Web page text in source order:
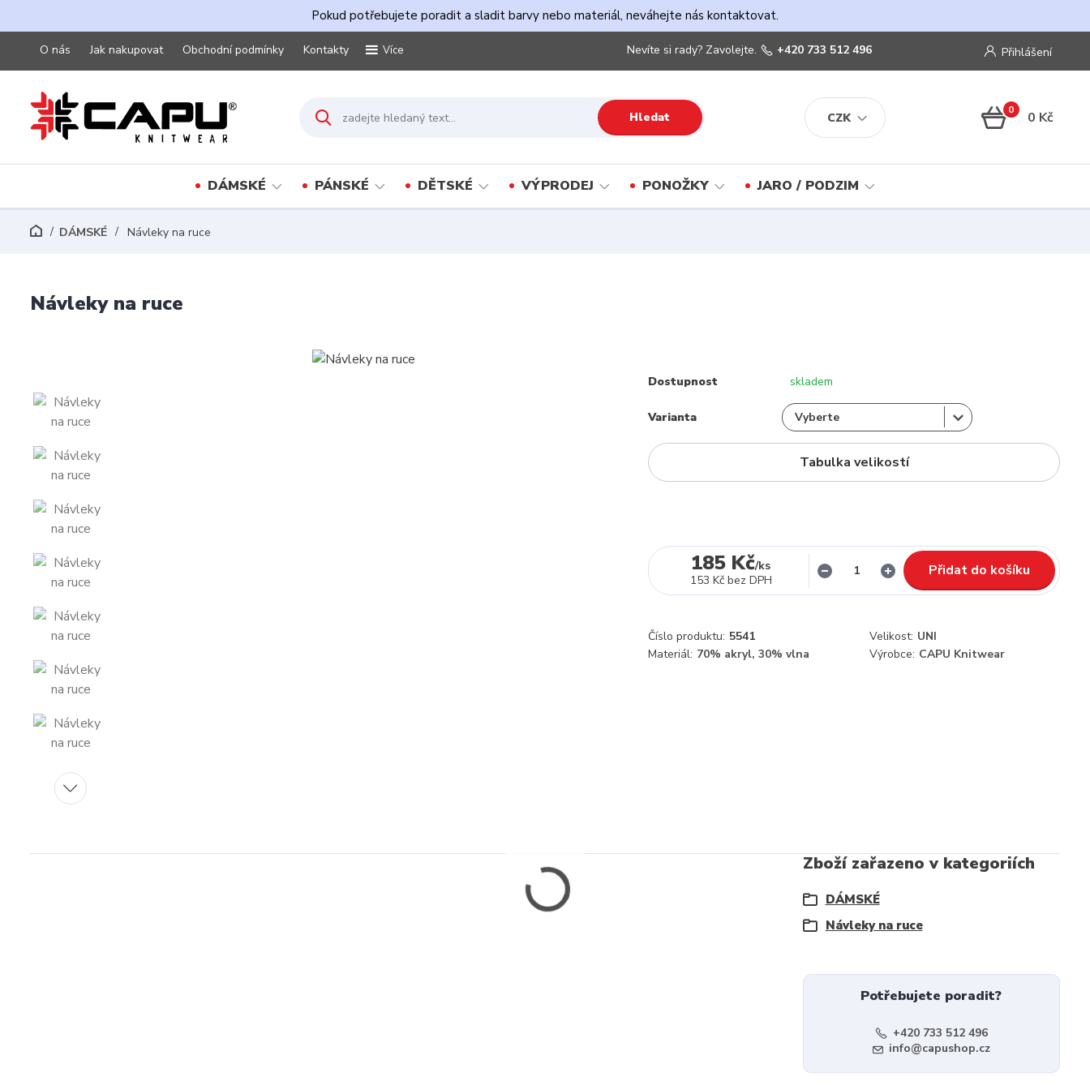
Pokud potřebujete poradit a sladit barvy nebo materiál, neváhejte nás kontaktovat.
O nás Jak nakupovat Obchodní podmínky Kontakty Více
CZK
Přihlášení
Hledat
Nevíte si rady? Zavolejte. +420 733 512 496
0 0 Kč
DÁMSKÉ PÁNSKÉ DĚTSKÉ VÝPRODEJ PONOŽKY JARO / PODZIM
DÁMSKÉ Návleky na ruce
Návleky na ruce
Dostupnost skladem
Varianta
Tabulka velikostí
185 Kč/ks
153 Kč bez DPH
Přidat do košíku
Číslo produktu: 5541 Velikost: UNI
Materiál: 70% akryl, 30% vlna Výrobce: CAPU Knitwear
Zboží zařazeno v kategoriích
DÁMSKÉ
Návleky na ruce
Potřebujete poradit?
+420 733 512 496
info@capushop.cz